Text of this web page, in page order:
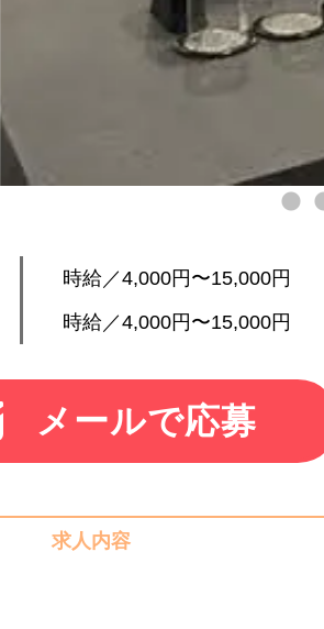
時給／4,000円〜15,000円
時給／4,000円〜15,000円
メールで応募
求人内容